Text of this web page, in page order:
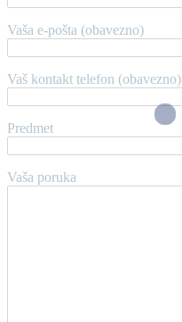
Vaša e-pošta (obavezno)
Vaš kontakt telefon (obavezno)
Predmet
Vaša poruka